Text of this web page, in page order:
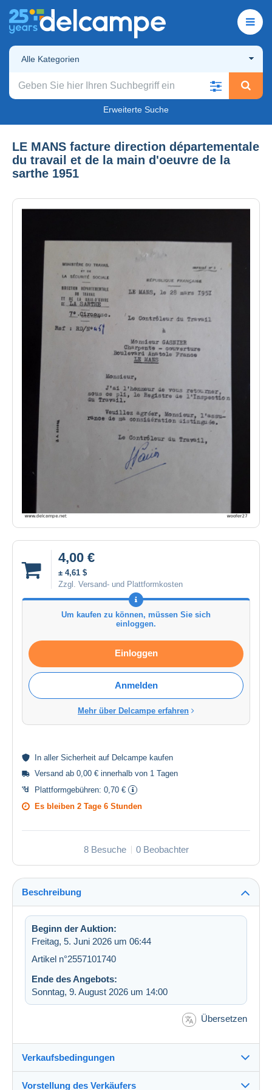
Alle Kategorien
Erweiterte Suche
LE MANS facture direction départementale
du travail et de la main d'oeuvre de la
sarthe 1951
4,00 €
± 4,61 $
Zzgl. Versand- und Plattformkosten
Um kaufen zu können, müssen Sie sich
einloggen.
Einloggen
Anmelden
Mehr über Delcampe erfahren
In aller Sicherheit auf Delcampe kaufen
Versand ab 0,00 € innerhalb von 1 Tagen
Plattformgebühren: 0,70 €
Es bleiben 2 Tage 6 Stunden
8 Besuche 0 Beobachter
Beschreibung
Beginn der Auktion:
Freitag, 5. Juni 2026 um 06:44
Artikel n°2557101740
Ende des Angebots:
Sonntag, 9. August 2026 um 14:00
Übersetzen
Verkaufsbedingungen
Vorstellung des Verkäufers